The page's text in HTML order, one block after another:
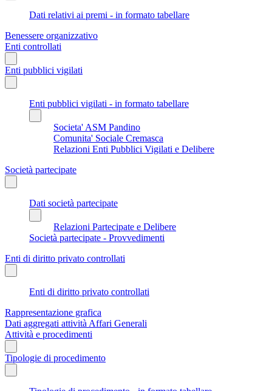
Dati relativi ai premi - in formato tabellare
Benessere organizzativo
Enti controllati
Enti pubblici vigilati
Enti pubblici vigilati - in formato tabellare
Societa' ASM Pandino
Comunita' Sociale Cremasca
Relazioni Enti Pubblici Vigilati e Delibere
Società partecipate
Dati società partecipate
Relazioni Partecipate e Delibere
Società partecipate - Provvedimenti
Enti di diritto privato controllati
Enti di diritto privato controllati
Rappresentazione grafica
Dati aggregati attività Affari Generali
Attività e procedimenti
Tipologie di procedimento